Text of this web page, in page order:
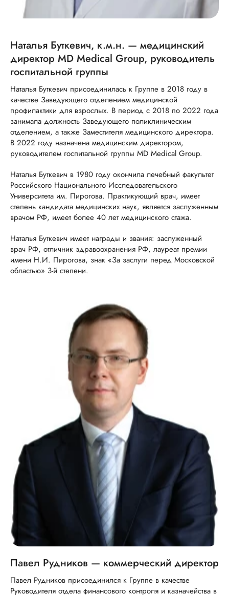
Наталья Буткевич, к.м.н. — медицинский
директор MD Medical Group, руководитель
госпитальной группы
Наталья Буткевич присоединилась к Группе в 2018 году в
качестве Заведующего отделением медицинской
профилактики для взрослых. В период с 2018 по 2022 года
занимала должность Заведующего поликлиническим
отделением, а также Заместителя медицинского директора.
В 2022 году назначена медицинским директором,
руководителем госпитальной группы MD Medical Group.
Наталья Буткевич в 1980 году окончила лечебный факультет
Российского Национального Исследовательского
Университета им. Пирогова. Практикующий врач, имеет
степень кандидата медицинских наук, является заслуженным
врачом РФ, имеет более 40 лет медицинского стажа.
Наталья Буткевич имеет награды и звания: заслуженный
врач РФ, отличник здравоохранения РФ, лауреат премии
имени Н.И. Пирогова, знак «За заслуги перед Московской
областью» 3-й степени.
Павел Рудников — коммерческий директор
Павел Рудников присоединился к Группе в качестве
Руководителя отдела финансового контроля и казначейства в